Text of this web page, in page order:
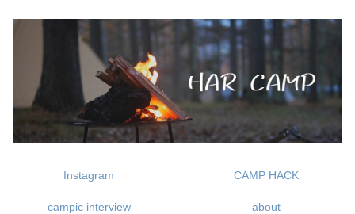
Instagram CAMP HACK
campic interview about